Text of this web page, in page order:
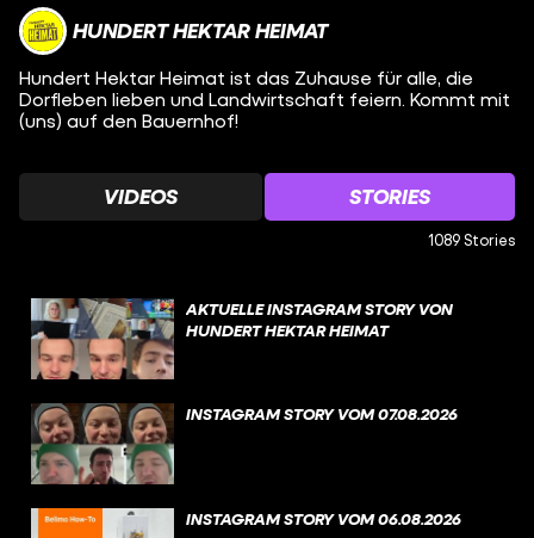
HUNDERT HEKTAR HEIMAT
Hundert Hektar Heimat ist das Zuhause für alle, die
Dorfleben lieben und Landwirtschaft feiern. Kommt mit
(uns) auf den Bauernhof!
VIDEOS STORIES
1089 Stories
AKTUELLE INSTAGRAM STORY VON
HUNDERT HEKTAR HEIMAT
INSTAGRAM STORY VOM 07.08.2026
INSTAGRAM STORY VOM 06.08.2026